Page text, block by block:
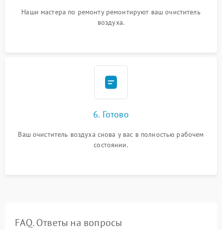
Наши мастера по ремонту ремонтируют ваш очиститель
воздуха.
6. Готово
Ваш очиститель воздуха снова у вас в полностью рабочем
состоянии.
FAQ. Ответы на вопросы